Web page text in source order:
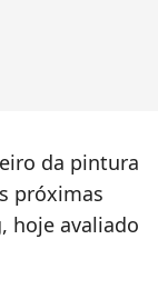
da pintura
próximas
hoje avaliado